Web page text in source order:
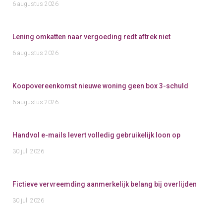
6 augustus 2026
Lening omkatten naar vergoeding redt aftrek niet
6 augustus 2026
Koopovereenkomst nieuwe woning geen box 3-schuld
6 augustus 2026
Handvol e-mails levert volledig gebruikelijk loon op
30 juli 2026
Fictieve vervreemding aanmerkelijk belang bij overlijden
30 juli 2026